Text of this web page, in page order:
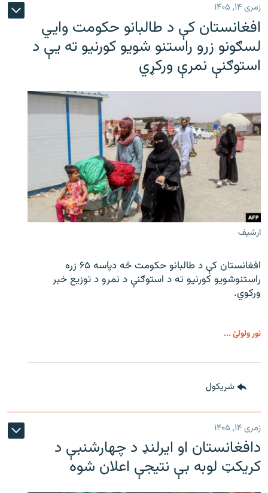
زمری ۱۴, ۱۴۰۵
افغانستان کې د طالبانو حکومت وايي
لسګونو زرو راستنو شویو کورنیو ته یې د
استوګنې نمرې ورکړي
ارشیف
افغانستان کې د طالبانو حکومت څه دپاسه ۶۵ زره
راستنوشویو کورنیو ته د استوګنې د نمرو د توزیع خبر
ورکوي.
نور ولولئ ...
شريکول
زمری ۱۴, ۱۴۰۵
دافغانستان او ایرلنډ د چهارشنبې د
کریکټ لوبه بې نتیجې اعلان شوه